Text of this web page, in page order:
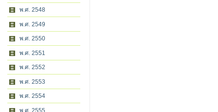
พ.ศ. 2548
พ.ศ. 2549
พ.ศ. 2550
พ.ศ. 2551
พ.ศ. 2552
พ.ศ. 2553
พ.ศ. 2554
พ.ศ. 2555